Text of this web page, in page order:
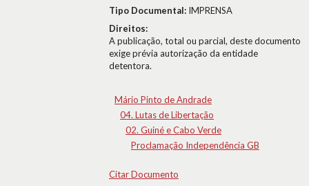
Tipo Documental: IMPRENSA
Direitos:
A publicação, total ou parcial, deste documento
exige prévia autorização da entidade
detentora.
Mário Pinto de Andrade
04. Lutas de Libertação
02. Guiné e Cabo Verde
Proclamação Independência GB
Citar Documento